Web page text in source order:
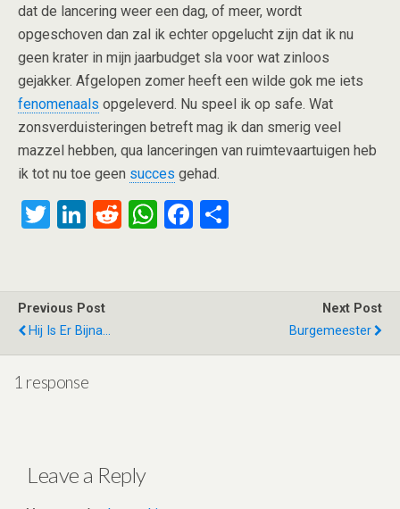
dat de lancering weer een dag, of meer, wordt
opgeschoven dan zal ik echter opgelucht zijn dat ik nu
geen krater in mijn jaarbudget sla voor wat zinloos
gejakker. Afgelopen zomer heeft een wilde gok me iets
fenomenaals opgeleverd. Nu speel ik op safe. Wat
zonsverduisteringen betreft mag ik dan smerig veel
mazzel hebben, qua lanceringen van ruimtevaartuigen heb
ik tot nu toe geen succes gehad.
T
er
Li
dI
n
R
W
p
F
o
Previous Post
Hij Is Er Bijna...
Next Post
Burgemeester
1 response
Leave a Reply